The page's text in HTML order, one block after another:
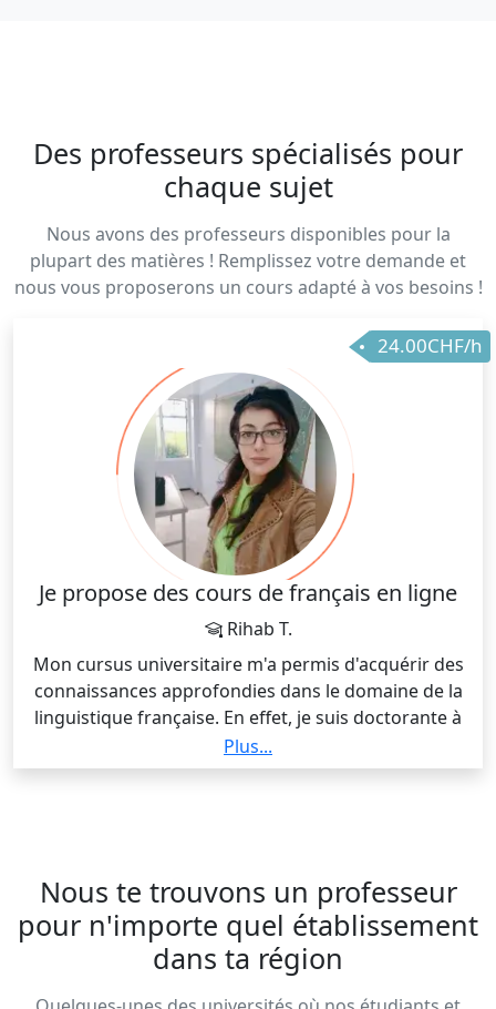
Des professeurs spécialisés pour
chaque sujet
Nous avons des professeurs disponibles pour la
plupart des matières ! Remplissez votre demande et
nous vous proposerons un cours adapté à vos besoins !
24.00CHF/h
Je propose des cours de français en ligne
Rihab T.
Mon cursus universitaire m'a permis d'acquérir des
connaissances approfondies dans le domaine de la
linguistique française. En effet, je suis doctorante à
l'Université de Lausanne et je travaille sur une
question qui appartient à la linguistique textuelle. Les
Plus...
Nous te trouvons un professeur
pour n'importe quel établissement
dans ta région